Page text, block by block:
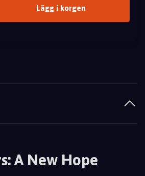
Lägg i korgen
A New Hope